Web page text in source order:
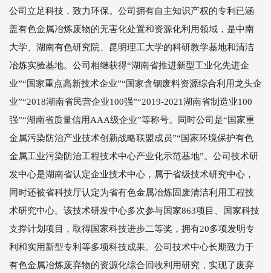
公司立足科技，致力环保。公司拥有自主知识产权的专利已涵
盖有色金属冶炼废物的无害化处置和资源化利用领域，是中南
大学、湖南有色研究院、昆明理工大学的科研教学基地和清洁
冶炼实验基地。公司相继获得“湖南省推进新型工业化先进企
业”“国家重点高新技术企业”“国家含铟废料资源综合利用龙头企
业”“2018湖南省民营企业100强”“2019-2021湖南省制造业100
强”“湖南省质量信用AAA级企业”等称号。同时公司是“国家重
金属污染防治产业技术创新战略联盟成员”“国家环境保护有色
金属工业污染防治工程技术中心产业化示范基地”。公司技术研
发中心是湖南省认定企业技术中心，属于省级技术研究中心，
同时还被省科技厅认定为省有色金属冶炼固废清洁利用工程技
术研究中心。该技术研发中心多次参与国家863项目、国家科技
支撑计划项目，取得国家科技进步二等奖，拥有20多项发明专
利和实用新型专利等多项科技成果。公司技术中心长期致力于
有色金属冶炼废弃物的资源化综合回收利用研究，实现了废弃